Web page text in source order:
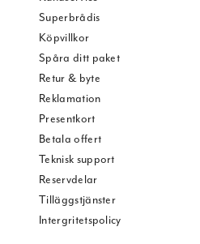
Superbrådis
Köpvillkor
Spåra ditt paket
Retur & byte
Reklamation
Presentkort
Betala offert
Teknisk support
Reservdelar
Tilläggstjänster
Intergritetspolicy